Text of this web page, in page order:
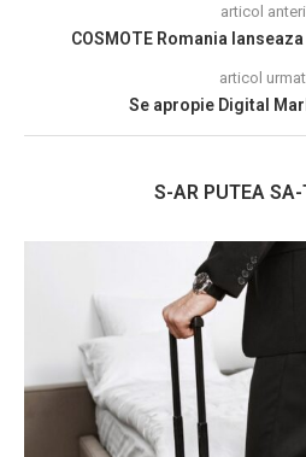
articol
COSMOTE Romania
articol
Se apropie Digital
S-AR PUTEA